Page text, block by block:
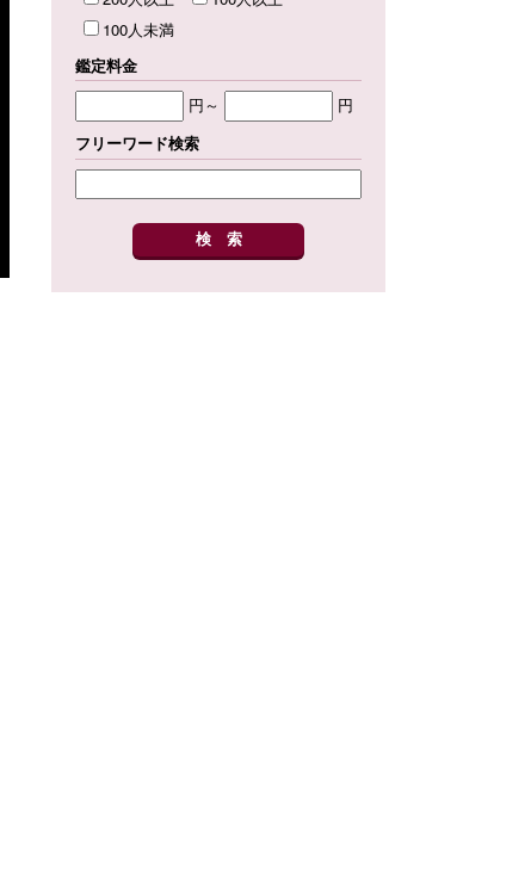
100人未満
鑑定料金
円～
円
フリーワード検索